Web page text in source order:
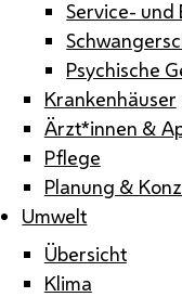
Service- und
Psychische
Krankenhäuser
Ärzt*innen &
Pflege
Planung &
Umwelt
Übersicht
Klima